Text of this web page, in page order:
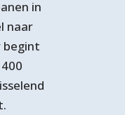
in
naar
begint